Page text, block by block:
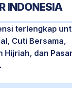
INDONESIA
terlengkap
Cuti Bersama,
Hijriah, dan